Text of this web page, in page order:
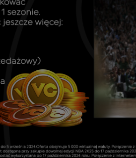
You need to be logged in to save
Anuluj